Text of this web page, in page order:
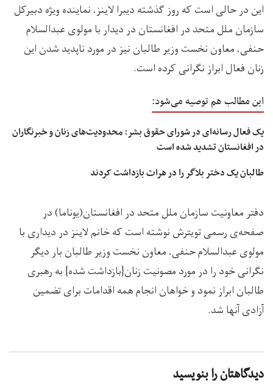
این در حالی است که روز گذشته دیبرا لاینز، نماینده‌ ویژه دبیرکل
سازمان ملل متحد در افغانستان در دیدار با مولوی عبدالسلام
حنفی، معاون نخست ‌وزیر طالبان نیز در مورد ناپدید شدن این
زنان فعال ابراز نگرانی کرده است.
این مطالب هم توصیه می‌شود:
یک فعال رسانه‌ای در شورای حقوق بشر: محدودیت‌های زنان و خبرنگاران
در افغانستان تشدید شده است
طالبان یک دختر بلاگر را در هرات بازداشت کردند
دفتر معاونیت سازمان ملل متحد در افغانستان(یوناما) در
صفحه‌ی رسمی تویترش نوشته است که خانم لاینز در دیداری با
مولوی عبدالسلام حنفی، معاون نخست وزیر طالبان بار دیگر
نگرانی خود را در مورد مصونیت زنان{بازداشت شده} به رهبری
طالبان ابراز نمود و خواهان انجام همه اقدامات برای تضمین
آزادی آنها شد.
دیدگاهتان را بنویسید